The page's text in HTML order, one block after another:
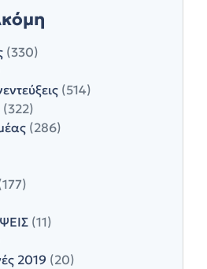
(330)
(514)
(322)
(286)
(11)
2019 (20)